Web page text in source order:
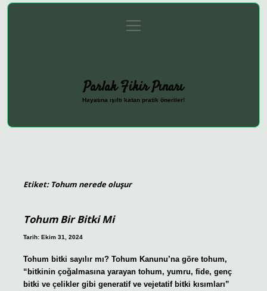
Gizlilik Politikası
menüyü
aç
Parlak Fikir Pınarı
Hayatına ışıltı katan pratik öneriler!
Etiket: Tohum nerede oluşur
Tohum Bir Bitki Mi
Tarih: Ekim 31, 2024
Tohum bitki sayılır mı? Tohum Kanunu’na göre tohum,
“bitkinin çoğalmasına yarayan tohum, yumru, fide, genç
bitki ve çelikler gibi generatif ve vejetatif bitki kısımları”